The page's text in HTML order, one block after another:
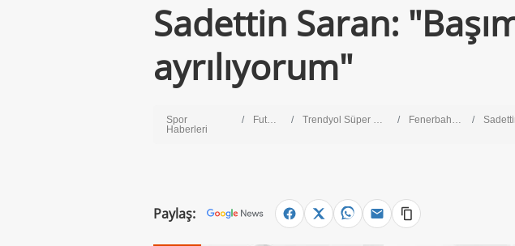
Sadettin Saran:
ayrılıyorum"
Spor
Haberleri
Futbol Trendyol Süper Lig Fenerbahçe
Paylaş: